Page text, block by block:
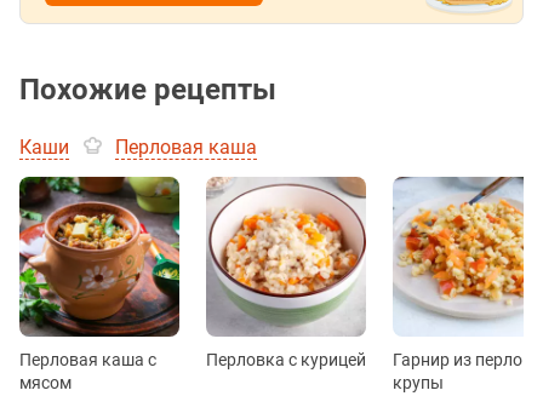
Похожие рецепты
Каши Перловая каша
Перловая каша с
мясом
Перловка с курицей
Гарнир из
крупы